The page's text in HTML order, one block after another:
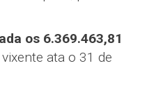
os 6.369.463,81
ata o 31 de